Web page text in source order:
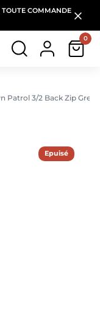
TOUTE COMMANDE
0
Patrol 3/2 Back Zip Grey
Epuisé